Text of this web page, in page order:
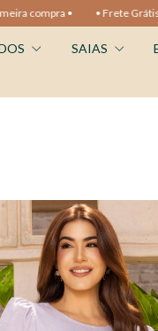
acima de R$ 350 • •
SAIAS